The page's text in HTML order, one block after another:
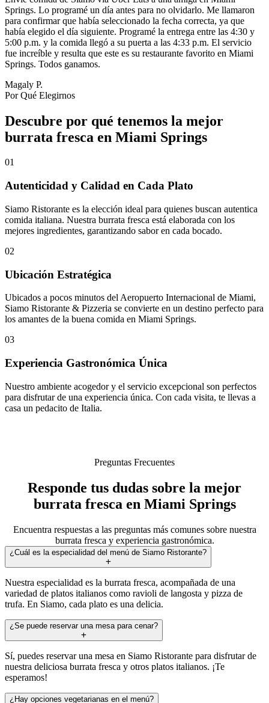
Springs. Lo programé un día antes para no olvidarlo. Me llamaron
para confirmar que había seleccionado la fecha correcta, ya que
había elegido el día siguiente. Programé la entrega entre las 4:30 y
5:00 p.m. y la comida llegó a su puerta a las 4:33 p.m. El servicio
fue increíble y resulta que este es su restaurante favorito en Miami
Springs. Todos ganamos.
Magaly P.
Por Qué Elegirnos
Descubre por qué tenemos la mejor
burrata fresca en Miami Springs
01
Autenticidad y Calidad en Cada Plato
Siamo Ristorante es la elección ideal para quienes buscan autentica
comida italiana. Nuestra burrata fresca está elaborada con los
mejores ingredientes, garantizando sabor en cada bocado.
02
Ubicación Estratégica
Ubicados a pocos minutos del Aeropuerto Internacional de Miami,
Siamo Ristorante & Pizzeria se convierte en un destino perfecto para
los amantes de la buena comida en Miami Springs.
03
Experiencia Gastronómica Única
Nuestro ambiente acogedor y el servicio excepcional son perfectos
para disfrutar de una experiencia única. Con cada visita, te llevas a
casa un pedacito de Italia.
Preguntas Frecuentes
Responde tus dudas sobre la mejor
burrata fresca en Miami Springs
Encuentra respuestas a las preguntas más comunes sobre nuestra
burrata fresca y experiencia gastronómica.
¿Cuál es la especialidad del menú de Siamo Ristorante?
Nuestra especialidad es la burrata fresca, acompañada de una
variedad de platos italianos como ravioli de langosta y pizza de
trufa. En Siamo, cada plato es una delicia.
¿Se puede reservar una mesa para cenar?
Sí, puedes reservar una mesa en Siamo Ristorante para disfrutar de
nuestra deliciosa burrata fresca y otros platos italianos. ¡Te
esperamos!
¿Hay opciones vegetarianas en el menú?